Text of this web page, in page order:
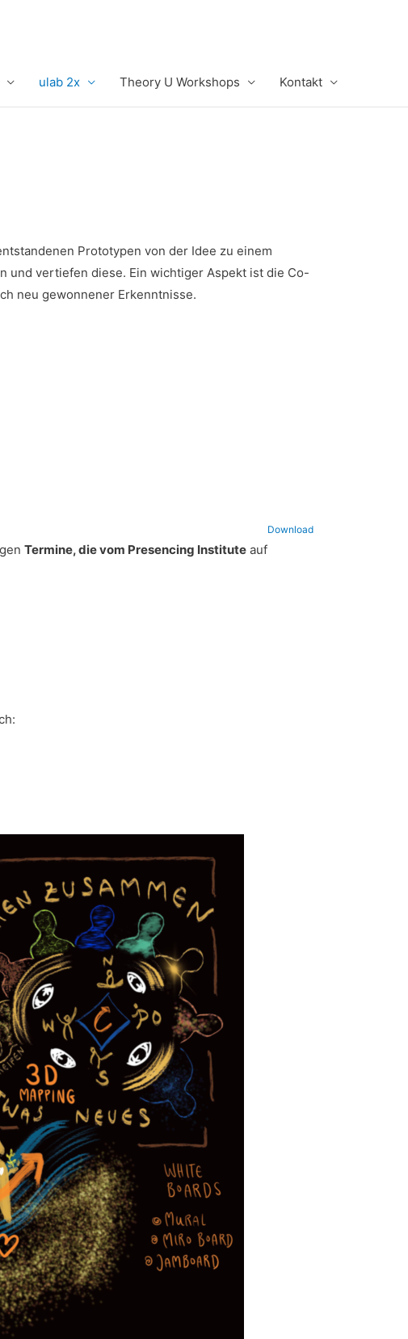
ulab 2x Theory U Workshops Kontakt
Prototypen von der Idee zu einem
und vertiefen diese. Ein wichtiger Aspekt ist die Co-
neu gewonnener Erkenntnisse.
Download
Termine, die vom Presencing Institute auf